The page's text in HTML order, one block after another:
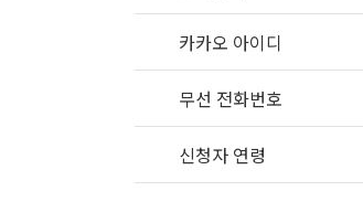
카카오 아이디
무선 전화번호
신청자 연령